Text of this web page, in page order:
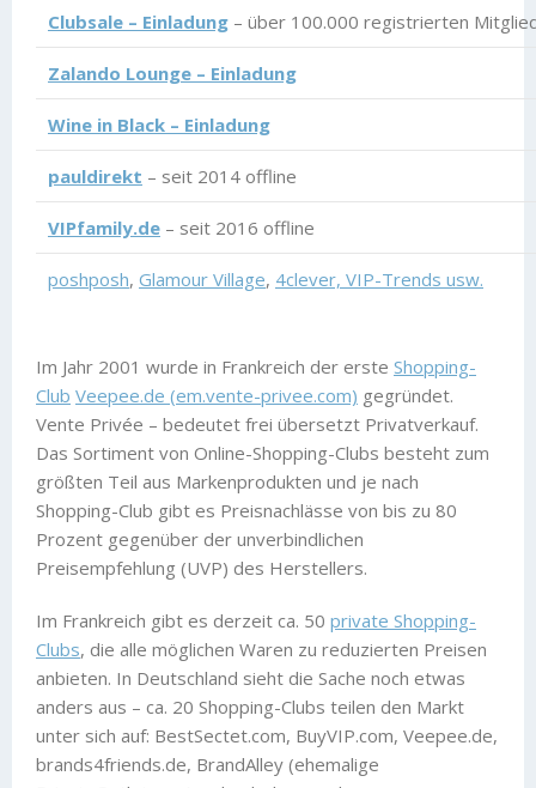
Clubsale – Einladung – über 100.000 registrierten
Zalando Lounge – Einladung
Wine in Black – Einladung
pauldirekt – seit 2014 offline
VIPfamily.de – seit 2016 offline
poshposh, Glamour Village, 4clever, VIP-Trends usw.
Im Jahr 2001 wurde in Frankreich der erste Shopping-
Club Veepee.de (em.vente-privee.com) gegründet.
Vente Privée – bedeutet frei übersetzt Privatverkauf.
Das Sortiment von Online-Shopping-Clubs besteht zum
größten Teil aus Markenprodukten und je nach
Shopping-Club gibt es Preisnachlässe von bis zu 80
Prozent gegenüber der unverbindlichen
Preisempfehlung (UVP) des Herstellers.
Im Frankreich gibt es derzeit ca. 50 private Shopping-
Clubs, die alle möglichen Waren zu reduzierten Preisen
anbieten. In Deutschland sieht die Sache noch etwas
anders aus – ca. 20 Shopping-Clubs teilen den Markt
unter sich auf: BestSectet.com, BuyVIP.com, Veepee.de,
brands4friends.de, BrandAlley (ehemalige